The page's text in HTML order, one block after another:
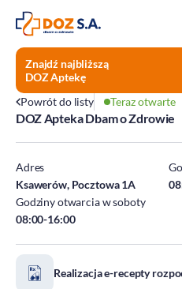
O firmie
Praca w Centrali
ESG
Środowisko
Znajdź najbliższą
DOZ Aptekę
Powrót do listy Teraz otwarte
DOZ Apteka Dbam o Zdrowie
Adres
Ksawerów, Pocztowa 1A
Godziny otwarcia w soboty
08:00-16:00
Realizacja e-recepty